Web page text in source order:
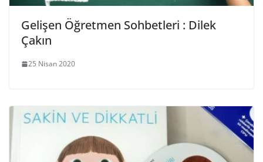
Gelişen Öğretmen Sohbetleri : Dilek
Çakın
25 Nisan 2020